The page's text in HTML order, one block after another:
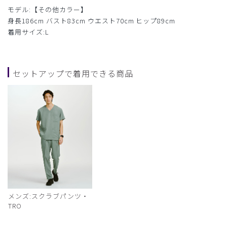
モデル:【その他カラー】
身長186cm バスト83cm ウエスト70cm ヒップ89cm
着用サイズ:L
セットアップで着用できる商品
メンズ:スクラブパンツ・
TRO